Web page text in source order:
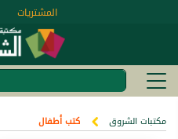
المشتريات
مكتبات الشروق كتب أطفال